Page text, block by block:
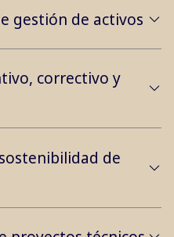
gestión de activos
correctivo y
de